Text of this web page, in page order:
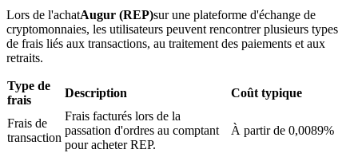
Blocages BTR
Des investissements exclusifs pour les détenteurs de BTR
Lors de l'achatAugur (REP)sur une plateforme d'échange de
cryptomonnaies, les utilisateurs peuvent rencontrer plusieurs types
de frais liés aux transactions, au traitement des paiements et aux
retraits.
Type de
frais
Description Coût typique
Frais de
transaction
Frais facturés lors de la
passation d'ordres au comptant
pour acheter REP.
À partir de 0,0089%